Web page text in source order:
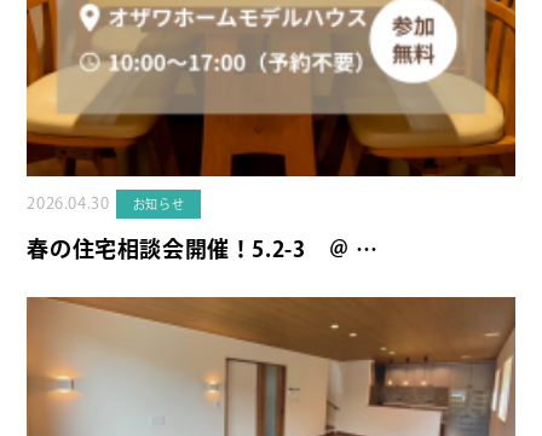
2026.04.30 お知らせ
春の住宅相談会開催！5.2-3 ＠ …